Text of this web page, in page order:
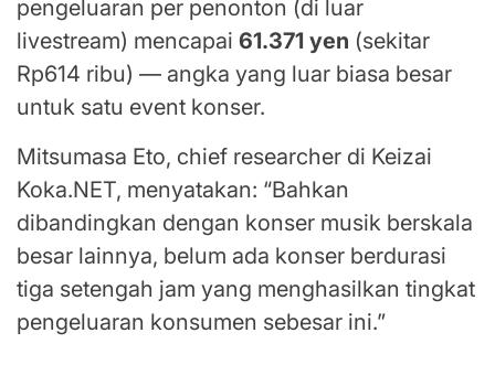
pengeluaran per penonton (di luar
livestream) mencapai 61.371 yen (sekitar
Rp614 ribu) — angka yang luar biasa besar
untuk satu event konser.
Mitsumasa Eto, chief researcher di Keizai
Koka.NET, menyatakan: “Bahkan
dibandingkan dengan konser musik berskala
besar lainnya, belum ada konser berdurasi
tiga setengah jam yang menghasilkan tingkat
pengeluaran konsumen sebesar ini.”